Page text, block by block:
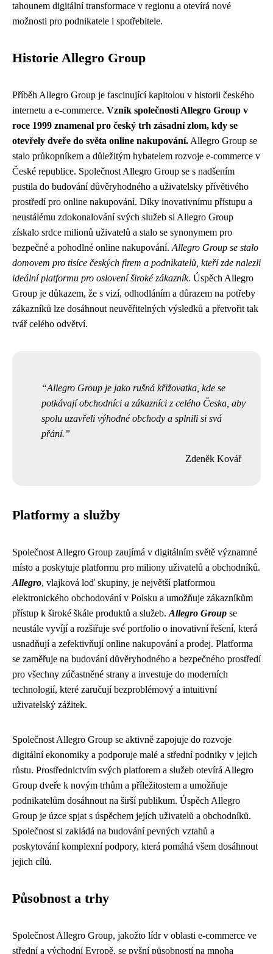
tahounem digitální transformace v regionu a otevírá nové
možnosti pro podnikatele i spotřebitele.
Historie Allegro Group
Příběh Allegro Group je fascinující kapitolou v historii českého
internetu a e-commerce. Vznik společnosti Allegro Group v
roce 1999 znamenal pro český trh zásadní zlom, kdy se
otevřely dveře do světa online nakupování. Allegro Group se
stalo průkopníkem a důležitým hybatelem rozvoje e-commerce v
České republice. Společnost Allegro Group se s nadšením
pustila do budování důvěryhodného a uživatelsky přívětivého
prostředí pro online nakupování. Díky inovativnímu přístupu a
neustálému zdokonalování svých služeb si Allegro Group
získalo srdce milionů uživatelů a stalo se synonymem pro
bezpečné a pohodlné online nakupování. Allegro Group se stalo
domovem pro tisíce českých firem a podnikatelů, kteří zde nalezli
ideální platformu pro oslovení široké zákazník. Úspěch Allegro
Group je důkazem, že s vizí, odhodláním a důrazem na potřeby
zákazníků lze dosáhnout neuvěřitelných výsledků a přetvořit tak
tvář celého odvětví.
Allegro Group je jako rušná křižovatka, kde se
potkávají obchodníci a zákazníci z celého Česka, aby
spolu uzavřeli výhodné obchody a splnili si svá
přání.
Zdeněk Kovář
Platformy a služby
Společnost Allegro Group zaujímá v digitálním světě významné
místo a poskytuje platformu pro miliony uživatelů a obchodníků.
Allegro, vlajková loď skupiny, je největší platformou
elektronického obchodování v Polsku a umožňuje zákazníkům
přístup k široké škále produktů a služeb. Allegro Group se
neustále vyvíjí a rozšiřuje své portfolio o inovativní řešení, která
usnadňují a zefektivňují online nakupování a prodej. Platforma
se zaměřuje na budování důvěryhodného a bezpečného prostředí
pro všechny zúčastněné strany a investuje do moderních
technologií, které zaručují bezproblémový a intuitivní
uživatelský zážitek.
Společnost Allegro Group se aktivně zapojuje do rozvoje
digitální ekonomiky a podporuje malé a střední podniky v jejich
růstu. Prostřednictvím svých platforem a služeb otevírá Allegro
Group dveře k novým trhům a příležitostem a umožňuje
podnikatelům dosáhnout na širší publikum. Úspěch Allegro
Group je úzce spjat s úspěchem jejích uživatelů a obchodníků.
Společnost si zakládá na budování pevných vztahů a
poskytování komplexní podpory, která pomáhá všem dosáhnout
jejich cílů.
Působnost a trhy
Společnost Allegro Group, jakožto lídr v oblasti e-commerce ve
střední a východní Evropě, se pyšní působností na mnoha